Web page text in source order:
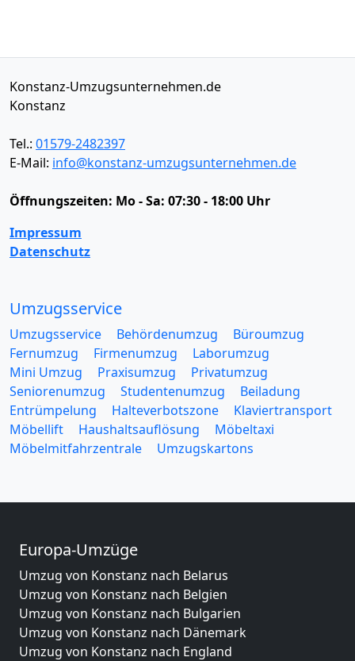
Konstanz-Umzugsunternehmen.de
Konstanz
Tel.: 01579-2482397
E-Mail: info@konstanz-umzugsunternehmen.de
Öffnungszeiten: Mo - Sa: 07:30 - 18:00 Uhr
Impressum
Datenschutz
Umzugsservice
Umzugsservice Behördenumzug
Büroumzug
Fernumzug
Firmenumzug
Laborumzug
Mini Umzug
Praxisumzug
Privatumzug
Seniorenumzug
Studentenumzug
Beiladung
Entrümpelung
Halteverbotszone
Klaviertransport
Möbellift
Haushaltsauflösung
Möbeltaxi
Möbelmitfahrzentrale
Umzugskartons
Europa-Umzüge
Umzug von Konstanz nach Belarus
Umzug von Konstanz nach Belgien
Umzug von Konstanz nach Bulgarien
Umzug von Konstanz nach Dänemark
Umzug von Konstanz nach England